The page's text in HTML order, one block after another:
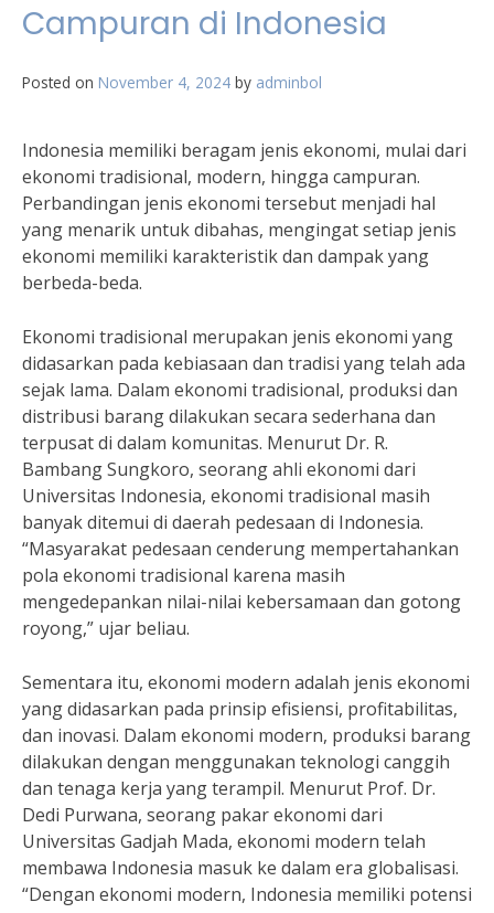
Campuran di Indonesia
Posted on November 4, 2024 by adminbol
Indonesia memiliki beragam jenis ekonomi, mulai dari
ekonomi tradisional, modern, hingga campuran.
Perbandingan jenis ekonomi tersebut menjadi hal
yang menarik untuk dibahas, mengingat setiap jenis
ekonomi memiliki karakteristik dan dampak yang
berbeda-beda.
Ekonomi tradisional merupakan jenis ekonomi yang
didasarkan pada kebiasaan dan tradisi yang telah ada
sejak lama. Dalam ekonomi tradisional, produksi dan
distribusi barang dilakukan secara sederhana dan
terpusat di dalam komunitas. Menurut Dr. R.
Bambang Sungkoro, seorang ahli ekonomi dari
Universitas Indonesia, ekonomi tradisional masih
banyak ditemui di daerah pedesaan di Indonesia.
“Masyarakat pedesaan cenderung mempertahankan
pola ekonomi tradisional karena masih
mengedepankan nilai-nilai kebersamaan dan gotong
royong,” ujar beliau.
Sementara itu, ekonomi modern adalah jenis ekonomi
yang didasarkan pada prinsip efisiensi, profitabilitas,
dan inovasi. Dalam ekonomi modern, produksi barang
dilakukan dengan menggunakan teknologi canggih
dan tenaga kerja yang terampil. Menurut Prof. Dr.
Dedi Purwana, seorang pakar ekonomi dari
Universitas Gadjah Mada, ekonomi modern telah
membawa Indonesia masuk ke dalam era globalisasi.
“Dengan ekonomi modern, Indonesia memiliki potensi